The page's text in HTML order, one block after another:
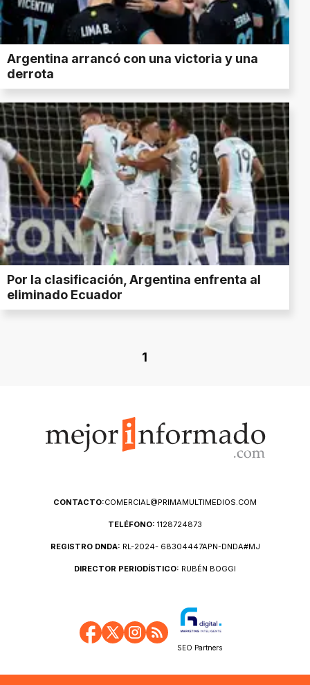
Argentina arrancó con una victoria y una
derrota
Por la clasificación, Argentina enfrenta al
eliminado Ecuador
1
CONTACTO:COMERCIAL@PRIMAMULTIMEDIOS.COM
TELÉFONO: 1128724873
REGISTRO DNDA: RL-2024- 68304447APN-DNDA#MJ
DIRECTOR PERIODÍSTICO: RUBÉN BOGGI
SEO Partners